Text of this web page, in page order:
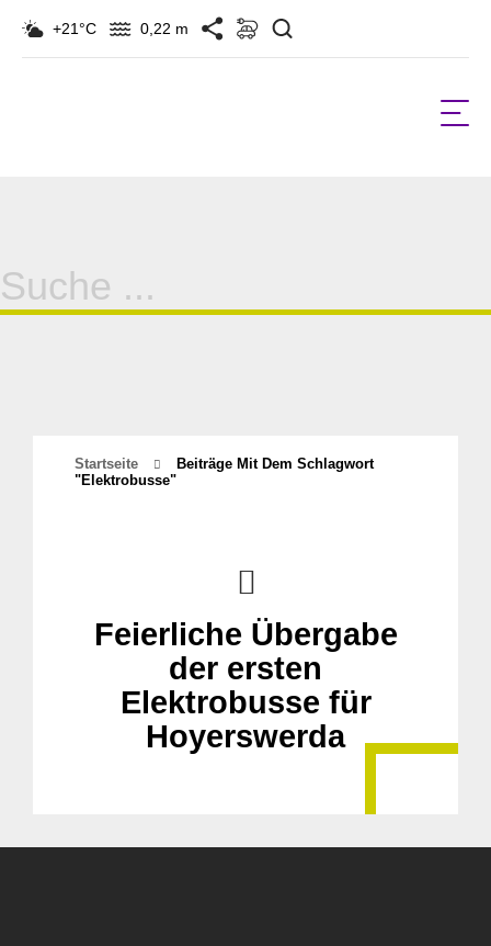
+21°C 0,22 m
Suche
für:
Startseite
Beiträge Mit Dem Schlagwort
"Elektrobusse"
Feierliche Übergabe
der ersten
Elektrobusse für
Hoyerswerda